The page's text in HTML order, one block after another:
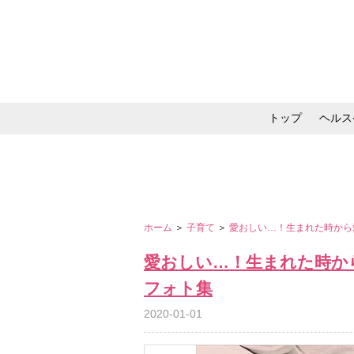
トップ ヘル
ホーム ＞ 子育て ＞ 愛おしい…！生まれた時か
愛おしい…！生まれた時か
フォト集
2020-01-01